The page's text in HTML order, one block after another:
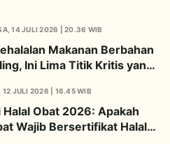
14 JULI 2026 | 20.36 WIB
Makanan Berbahan
Ini Lima Titik Kritis yang
12 JULI 2026 | 16.45 WIB
Obat 2026: Apakah
Wajib Bersertifikat Halal?